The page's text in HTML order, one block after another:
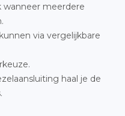
wanneer meerdere
via vergelijkbare
haal je de